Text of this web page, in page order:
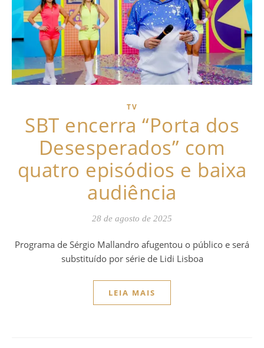
TV
SBT encerra “Porta dos
Desesperados” com
quatro episódios e baixa
audiência
28 de agosto de 2025
Programa de Sérgio Mallandro afugentou o público e será
substituído por série de Lidi Lisboa
LEIA MAIS